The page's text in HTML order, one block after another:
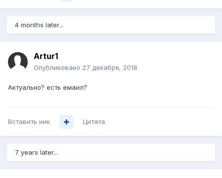
4 months later...
Artur1
Опубликовано 27 декабря, 2018
Актуально? есть емаил?
Вставить ник Цитата
7 years later...